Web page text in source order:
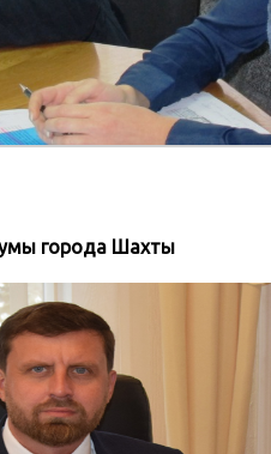
города Шахты